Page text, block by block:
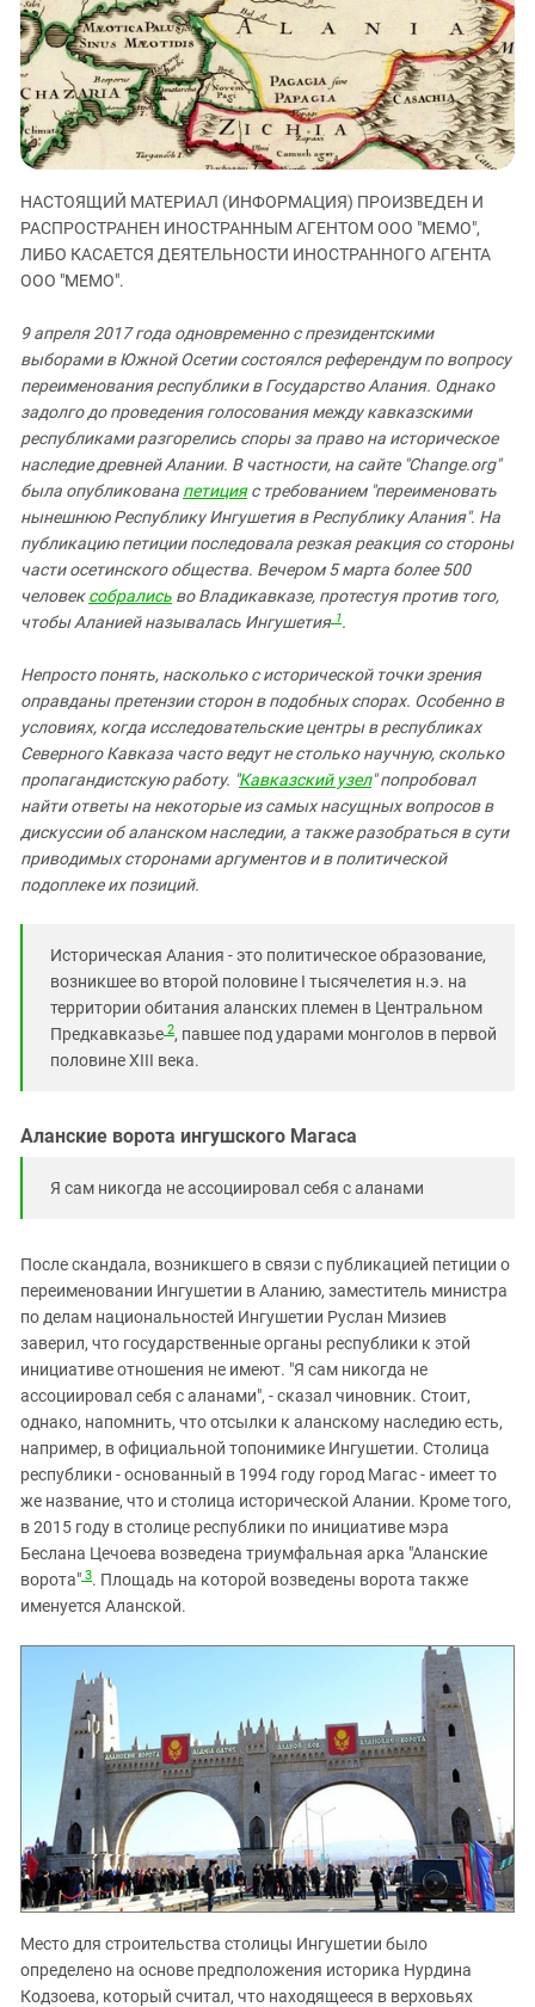
ЗАСТАВЛЯЕТ
КАВКАЗ ЗА ПАЛЕСТИНУ
ИНАКОМЫСЛИЕ В ЧЕЧНЕ
ПРЕСЛЕДОВАНИЕ АКТИВИСТОВ
МОБИЛИЗАЦИЯ И ПРОТЕСТЫ
Дагестан
Ингушетия
Кабардино-Балкария
Калмыкия
Карачаево-Черкесия
Краснодарский край
Российская Федерация
Северная Осетия - Алания
СКФО
Ставропольский край
Чечня
Южная Осетия
Южный Кавказ
ЮФО
НАСТОЯЩИЙ МАТЕРИАЛ (ИНФОРМАЦИЯ) ПРОИЗВЕДЕН И
РАСПРОСТРАНЕН ИНОСТРАННЫМ АГЕНТОМ ООО "МЕМО",
ЛИБО КАСАЕТСЯ ДЕЯТЕЛЬНОСТИ ИНОСТРАННОГО АГЕНТА
ООО "МЕМО".
9 апреля 2017 года одновременно с президентскими
выборами в Южной Осетии состоялся референдум по вопросу
переименования республики в Государство Алания. Однако
задолго до проведения голосования между кавказскими
республиками разгорелись споры за право на историческое
наследие древней Алании. В частности, на сайте "Change.org"
была опубликована петицияс требованием "переименовать
нынешнюю Республику Ингушетия в Республику Алания". На
публикацию петиции последовала резкая реакция со стороны
части осетинского общества. Вечером 5 марта более 500
человексобрались во Владикавказе, протестуя против того,
чтобы Аланией называлась Ингушетия1.
Непросто понять, насколько с исторической точки зрения
оправданы претензии сторон в подобных спорах. Особенно в
условиях, когда исследовательские центры в республиках
Северного Кавказа часто ведут не столько научную, сколько
пропагандистскую работу. "Кавказский узел" попробовал
найти ответы на некоторые из самых насущных вопросов в
дискуссии об аланском наследии, а также разобраться в сути
приводимых сторонами аргументов и в политической
подоплеке их позиций.
Историческая Алания - это политическое образование,
возникшее во второй половине I тысячелетия н.э. на
территории обитания аланских племен в Центральном
Предкавказье 2, павшее под ударами монголов в первой
половине XIII века.
Аланские ворота ингушского Магаса
Я сам никогда не ассоциировал себя с аланами
После скандала, возникшего в связи с публикацией петиции о
переименовании Ингушетии в Аланию, заместитель министра
по делам национальностей Ингушетии Руслан Мизиев
заверил, что государственные органы республики к этой
инициативе отношения не имеют. "Я сам никогда не
ассоциировал себя с аланами", - сказал чиновник. Стоит,
однако, напомнить, что отсылки к аланскому наследию есть,
например, в официальной топонимике Ингушетии. Столица
республики - основанный в 1994 году город Магас - имеет то
же название, что и столица исторической Алании. Кроме того,
в 2015 году в столице республики по инициативе мэра
Беслана Цечоева возведена триумфальная арка "Аланские
ворота" 3. Площадь на которой возведены ворота также
именуется Аланской.
Место для строительства столицы Ингушетии было
определено на основе предположения историка Нурдина
Кодзоева, который считал, что находящееся в верховьях